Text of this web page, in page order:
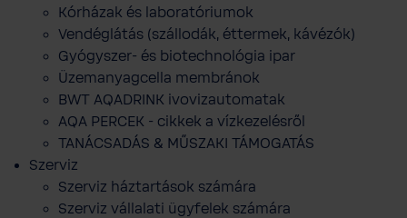
Kórházak és laboratóriumok
Vendéglátás (szállodák, éttermek, kávézók)
Gyógyszer- és biotechnológia ipar
Üzemanyagcella membránok
BWT AQADRINK ivovizautomatak
AQA PERCEK - cikkek a vízkezelésről
TANÁCSADÁS & MŰSZAKI TÁMOGATÁS
Szerviz
Szerviz háztartások számára
Szerviz vállalati ügyfelek számára